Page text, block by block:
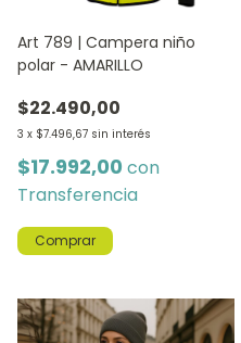
Art 789 | Campera niño
polar - AMARILLO
$22.490,00
3 x $7.496,67 sin interés
$17.992,00 con
Transferencia
Comprar